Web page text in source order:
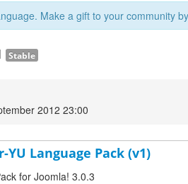
Make a gift to your community
Stable
2012 23:00
Language Pack (v1)
for Joomla! 3.0.3